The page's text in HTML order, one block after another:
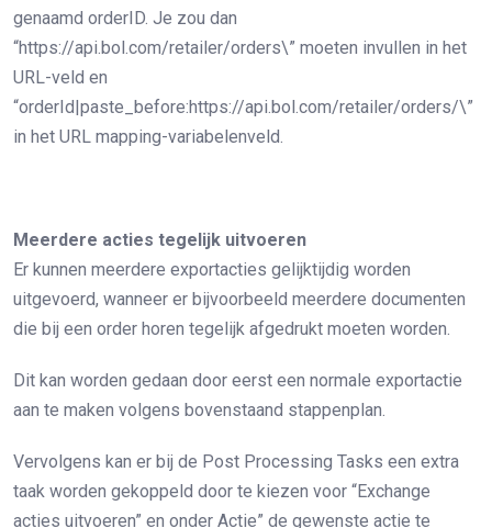
genaamd orderID. Je zou dan
“https://api.bol.com/retailer/orders\” moeten invullen in het
URL-veld en
“orderId|paste_before:https://api.bol.com/retailer/orders/\”
in het URL mapping-variabelenveld.
Meerdere acties tegelijk uitvoeren
Er kunnen meerdere exportacties gelijktijdig worden
uitgevoerd, wanneer er bijvoorbeeld meerdere documenten
die bij een order horen tegelijk afgedrukt moeten worden.
Dit kan worden gedaan door eerst een normale exportactie
aan te maken volgens bovenstaand stappenplan.
Vervolgens kan er bij de Post Processing Tasks een extra
taak worden gekoppeld door te kiezen voor “Exchange
acties uitvoeren” en onder Actie” de gewenste actie te